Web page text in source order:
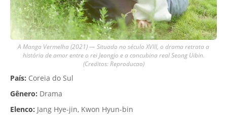
A Manga Vermelha (2021) — Situado no século XVIII, o drama retrata a
história de amor entre o rei Jeongjo e a concubina real Seong Uibin.
(Creditos: Reproducao)
País: Coreia do Sul
Gênero: Drama
Elenco: Jang Hye-jin, Kwon Hyun-bin